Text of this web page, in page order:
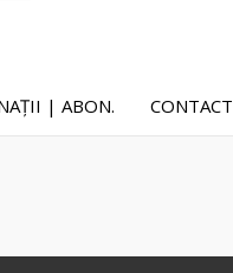
| ABON. CONTACT